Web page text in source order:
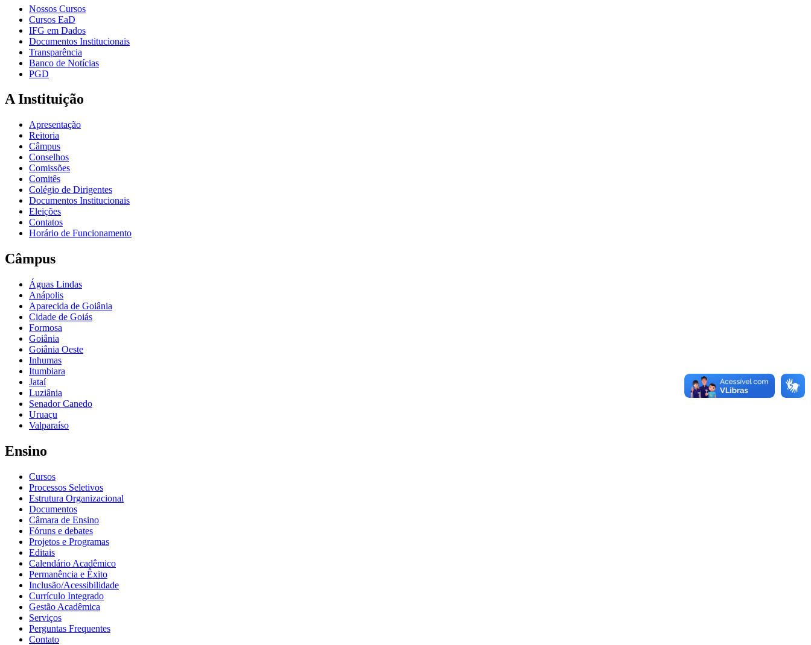
Nossos Cursos
Cursos EaD
IFG em Dados
Documentos Institucionais
Transparência
Banco de Notícias
PGD
A Instituição
Apresentação
Reitoria
Câmpus
Conselhos
Comissões
Comitês
Colégio de Dirigentes
Documentos Institucionais
Eleições
Contatos
Horário de Funcionamento
Câmpus
Águas Lindas
Anápolis
Aparecida de Goiânia
Cidade de Goiás
Formosa
Goiânia
Goiânia Oeste
Inhumas
Itumbiara
Jataí
Luziânia
Senador Canedo
Uruaçu
Valparaíso
Ensino
Cursos
Processos Seletivos
Estrutura Organizacional
Documentos
Câmara de Ensino
Fóruns e debates
Projetos e Programas
Editais
Calendário Acadêmico
Permanência e Êxito
Inclusão/Acessibilidade
Currículo Integrado
Gestão Acadêmica
Serviços
Perguntas Frequentes
Contato